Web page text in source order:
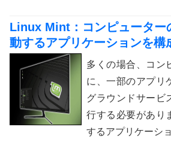
Linux Mint：コンピューター
動するアプリケーションを構
多くの場合、コン
に、一部のアプリ
グラウンドサービ
行する必要があり
するアプリケーシ